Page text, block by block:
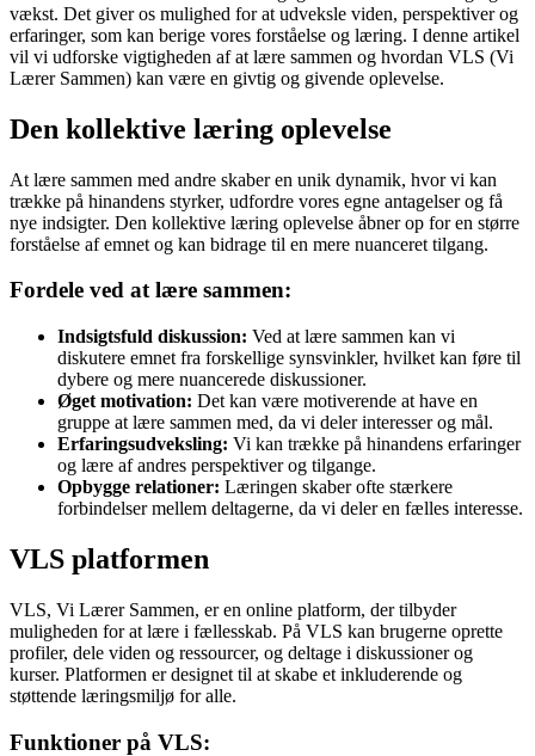
vækst. Det giver os mulighed for at udveksle viden, perspektiver og
erfaringer, som kan berige vores forståelse og læring. I denne artikel
vil vi udforske vigtigheden af at lære sammen og hvordan VLS (Vi
Lærer Sammen) kan være en givtig og givende oplevelse.
Den kollektive læring oplevelse
At lære sammen med andre skaber en unik dynamik, hvor vi kan
trække på hinandens styrker, udfordre vores egne antagelser og få
nye indsigter. Den kollektive læring oplevelse åbner op for en større
forståelse af emnet og kan bidrage til en mere nuanceret tilgang.
Fordele ved at lære sammen:
Indsigtsfuld diskussion: Ved at lære sammen kan vi
diskutere emnet fra forskellige synsvinkler, hvilket kan føre til
dybere og mere nuancerede diskussioner.
Øget motivation: Det kan være motiverende at have en
gruppe at lære sammen med, da vi deler interesser og mål.
Erfaringsudveksling: Vi kan trække på hinandens erfaringer
og lære af andres perspektiver og tilgange.
Opbygge relationer: Læringen skaber ofte stærkere
forbindelser mellem deltagerne, da vi deler en fælles interesse.
VLS platformen
VLS, Vi Lærer Sammen, er en online platform, der tilbyder
muligheden for at lære i fællesskab. På VLS kan brugerne oprette
profiler, dele viden og ressourcer, og deltage i diskussioner og
kurser. Platformen er designet til at skabe et inkluderende og
støttende læringsmiljø for alle.
Funktioner på VLS: